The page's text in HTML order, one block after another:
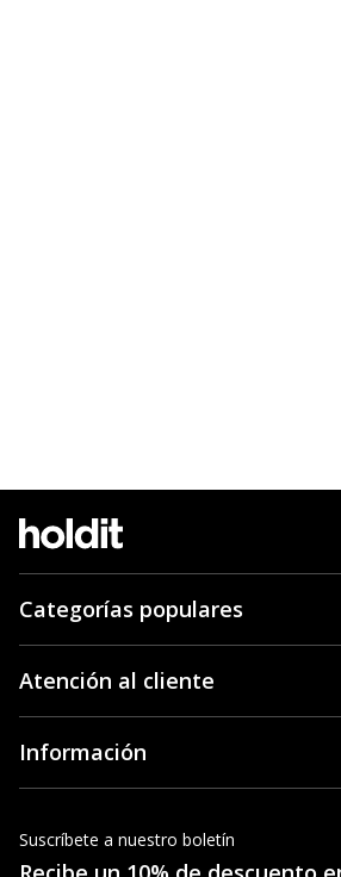
Categorías populares
Atención al cliente
Información
Suscríbete a nuestro boletín